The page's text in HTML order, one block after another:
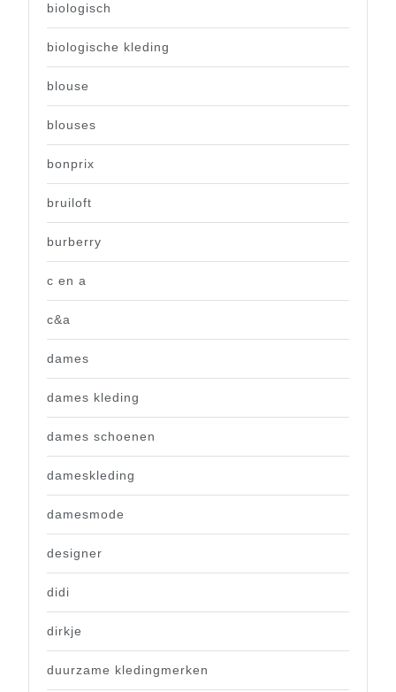
biologisch
biologische kleding
blouse
blouses
bonprix
bruiloft
burberry
c en a
c&a
dames
dames kleding
dames schoenen
dameskleding
damesmode
designer
didi
dirkje
duurzame kledingmerken